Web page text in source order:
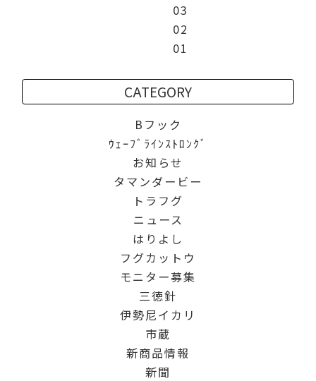
03
02
01
CATEGORY
Bフック
ｳｪｰﾌﾞﾗｲﾝｽﾄﾛﾝｸﾞ
お知らせ
タマンダービー
トラフグ
ニュース
はりよし
フグカットウ
モニター募集
三徳針
伊勢尼イカリ
市蔵
新商品情報
新聞